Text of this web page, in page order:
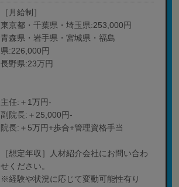
［月給制］
東京都・千葉県・埼玉県:253,000円
青森県・岩手県・宮城県・福島
県:226,000円
長野県:23万円
主任:＋1万円-
副院長:＋25,000円-
院長:＋5万円+歩合+管理資格手当
［想定年収］人材紹介会社にお問い合わ
せください。
※経験や状況に応じて変動可能性有り